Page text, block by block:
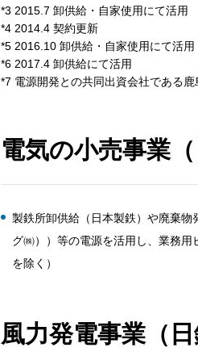
*3 2015.7 卸供給・自家使用にて活用
*4 2014.4 契約更新
*5 2016.10 卸供給・自家使用にて活用
*6 2017.4 卸供給にて活用
*7 電源開発との共同出資会社である
電気の小売事業
製鉄所卸供給（日本製鉄）や廃棄
グ㈱））等の電源を活用し、業務
を除く）
風力発電事業（